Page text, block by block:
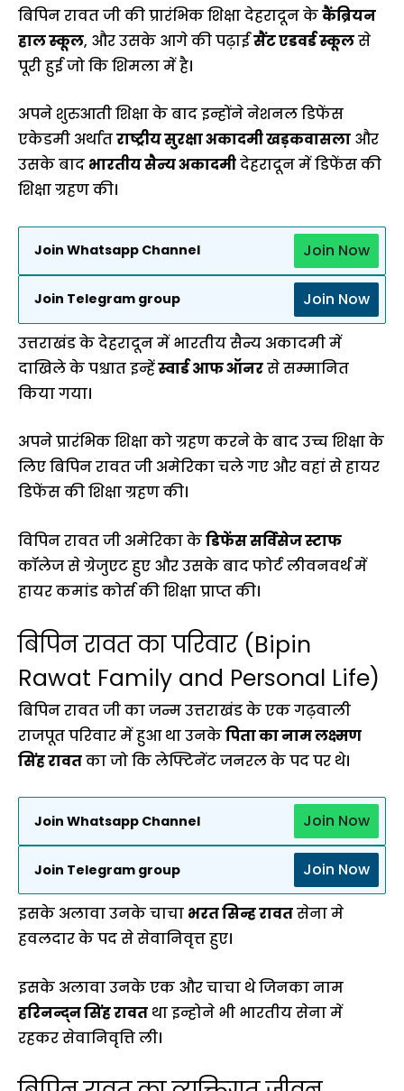
बिपिन रावत जी की प्रारंभिक शिक्षा देहरादून केकैंब्रियन
हाल स्कूल, और उसके आगे की पढ़ाईसैंट एडवर्ड स्कूलसे
पूरी हुई जो कि शिमला में है।
अपने शुरुआती शिक्षा के बाद इन्होंने नेशनल डिफेंस
एकेडमी अर्थातराष्ट्रीय सुरक्षा अकादमी खड़कवासला और
उसके बाद भारतीय सैन्य अकादमीदेहरादून में डिफेंस की
शिक्षा ग्रहण की।
Join Whatsapp Channel Join Now
Join Telegram group Join Now
उत्तराखंड के देहरादून में भारतीय सैन्य अकादमी में
दाखिले के पश्चात इन्हेंस्वार्ड आफ ऑनरसे सम्मानित
किया गया।
अपने प्रारंभिक शिक्षा को ग्रहण करने के बाद उच्च शिक्षा के
लिए बिपिन रावत जी अमेरिका चले गए और वहां से हायर
डिफेंस की शिक्षा ग्रहण की।
विपिन रावत जी अमेरिका केडिफेंस सर्विसेज स्टाफ
कॉलेज से ग्रेजुएट हुए और उसके बाद फोर्ट लीवनवर्थ में
हायर कमांड कोर्स की शिक्षा प्राप्त की।
बिपिन रावत का परिवार (Bipin
Rawat Family and Personal Life)
बिपिन रावत जी का जन्म उत्तराखंड के एक गढ़वाली
राजपूत परिवार में हुआ था उनकेपिता का नाम लक्ष्मण
सिंह रावतका जो कि लेफ्टिनेंट जनरल के पद पर थे।
Join Whatsapp Channel Join Now
Join Telegram group Join Now
इसके अलावा उनके चाचा भरत सिन्ह रावतसेना मे
हवलदार के पद से सेवानिवृत्त हुए।
इसके अलावा उनके एक और चाचा थे जिनका नाम
हरिनन्द्न सिंह रावत था इन्होने भी भारतीय सेना में
रहकर सेवानिवृत्ति ली।